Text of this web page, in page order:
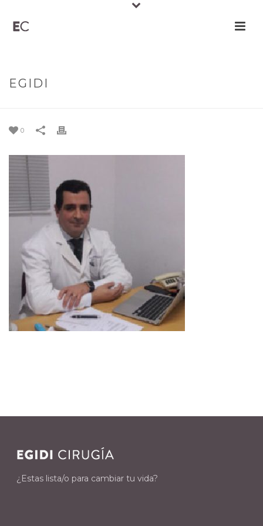
EGIDI
0
¿Estas lista/o para cambiar tu vida?